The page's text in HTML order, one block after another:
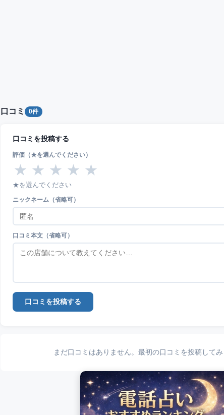
口コミ 0件
口コミを投稿する
評価（★を選んでください）
★ ★ ★ ★ ★
★を選んでください
ニックネーム（省略可）
口コミ本文（省略可）
口コミを投稿する
まだ口コミはありません。最初の口コミを投稿してみ